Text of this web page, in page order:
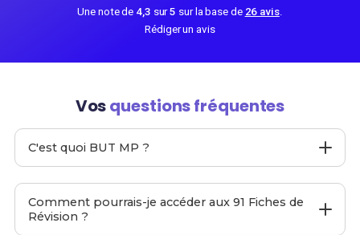
Une note de 4,3 sur5 sur la base de 26 avis.
Rédiger un avis
Vosquestions fréquentes
C'est quoi BUT MP ?
BUT MPest un site web proposant91 Fiches de
Révisionpour leBUT MPafin de t'aider à préparer ton
examen final.
Comment pourrais-je accéder aux 91 Fiches de
Révision ?